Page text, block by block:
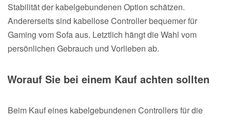
Stabilität der kabelgebundenen Option schätzen.
Andererseits sind kabellose Controller bequemer für
Gaming vom Sofa aus. Letztlich hängt die Wahl vom
persönlichen Gebrauch und Vorlieben ab.
Worauf Sie bei einem Kauf achten sollten
Beim Kauf eines kabelgebundenen Controllers für die